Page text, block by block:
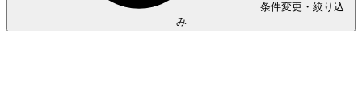
条件変更・絞り込
み